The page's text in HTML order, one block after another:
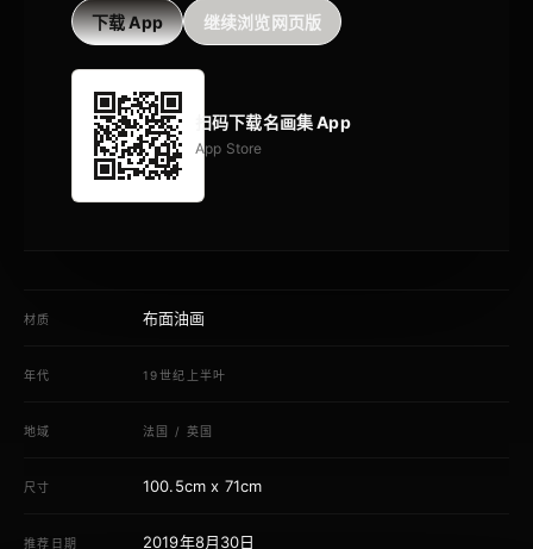
下载 App 继续浏览网页版
扫码下载名画集 App
App Store
材质 布面油画
年代 19世纪上半叶
地域 法国 /英国
尺寸 100.5cm x 71cm
推荐日期 2019年8月30日